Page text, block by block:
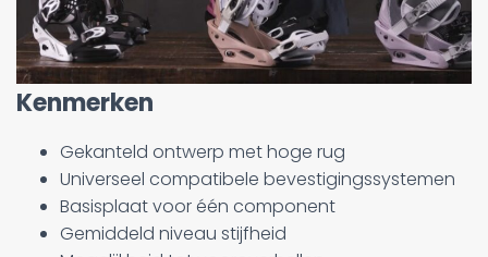
Kenmerken
Gekanteld ontwerp met hoge rug
Universeel compatibele bevestigingssystemen
Basisplaat voor één component
Gemiddeld niveau stijfheid